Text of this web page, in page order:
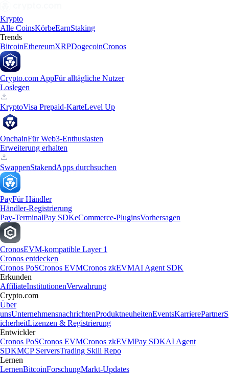
Krypto
Alle CoinsKörbeEarnStaking
Trends
BitcoinEthereumXRPDogecoinCronos
Crypto.com AppFür alltägliche Nutzer
Loslegen
KryptoVisa Prepaid-KarteLevel Up
OnchainFür Web3-Enthusiasten
Erweiterung erhalten
SwappenStakendApps durchsuchen
PayFür Händler
Händler-Registrierung
Pay-TerminalPay SDKeCommerce-PluginsVorhersagen
CronosEVM-kompatible Layer 1
Cronos entdecken
Cronos PoSCronos EVMCronos zkEVMAI Agent SDK
Erkunden
AffiliateInstitutionenVerwahrung
Crypto.com
Über
unsUnternehmensnachrichtenProduktneuheitenEventsKarrierePartnerS
icherheitLizenzen & Registrierung
Entwickler
Cronos PoSCronos EVMCronos zkEVMPay SDKAI Agent
SDKMCP ServersTrading Skill Repo
Lernen
LernenBitcoinForschungMarkt-Updates